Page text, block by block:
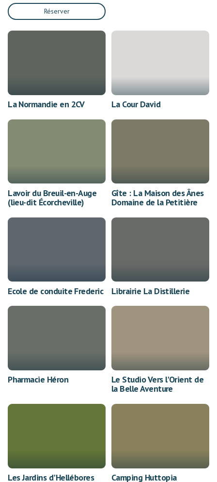
Réserver
La Normandie en 2CV La Cour David
Lavoir du Breuil-en-Auge
(lieu-dit Écorcheville)
Gîte : La Maison des Ânes
Domaine de la Petitière
Ecole de conduite Frederic Librairie La Distillerie
Pharmacie Héron
Le Studio Vers l'Orient de
la Belle Aventure
Les Jardins d'Hellébores
Camping Huttopia